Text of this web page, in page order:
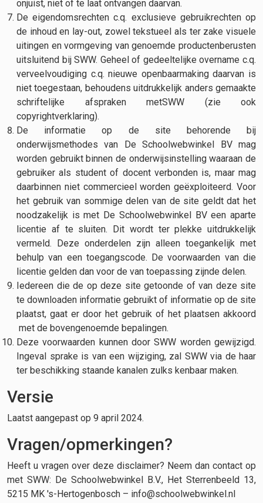
onjuist, niet of te laat ontvangen daarvan.
De eigendomsrechten c.q. exclusieve gebruikrechten op
de inhoud en lay-out, zowel tekstueel als ter zake visuele
uitingen en vormgeving van genoemde productenberusten
uitsluitend bij SWW. Geheel of gedeeltelijke overname c.q.
verveelvoudiging c.q. nieuwe openbaarmaking daarvan is
niet toegestaan, behoudens uitdrukkelijk anders gemaakte
schriftelijke afspraken metSWW (zie ook
copyrightverklaring).
De informatie op de site behorende bij
onderwijsmethodes van De Schoolwebwinkel BV mag
worden gebruikt binnen de onderwijsinstelling waaraan de
gebruiker als student of docent verbonden is, maar mag
daarbinnen niet commercieel worden geëxploiteerd. Voor
het gebruik van sommige delen van de site geldt dat het
noodzakelijk is met De Schoolwebwinkel BV een aparte
licentie af te sluiten. Dit wordt ter plekke uitdrukkelijk
vermeld. Deze onderdelen zijn alleen toegankelijk met
behulp van een toegangscode. De voorwaarden van die
licentie gelden dan voor de van toepassing zijnde delen.
Iedereen die de op deze site getoonde of van deze site
te downloaden informatie gebruikt of informatie op de site
plaatst, gaat er door het gebruik of het plaatsen akkoord
met de bovengenoemde bepalingen.
Deze voorwaarden kunnen door SWW worden gewijzigd.
Ingeval sprake is van een wijziging, zal SWW via de haar
ter beschikking staande kanalen zulks kenbaar maken.
Versie
Laatst aangepast op 9 april 2024.
Vragen/opmerkingen?
Heeft u vragen over deze disclaimer? Neem dan contact op
met SWW: De Schoolwebwinkel B.V., Het Sterrenbeeld 13,
5215 MK 's-Hertogenbosch – info@schoolwebwinkel.nl